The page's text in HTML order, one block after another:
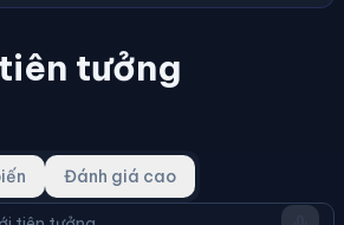
tưởng
Đánh giá cao